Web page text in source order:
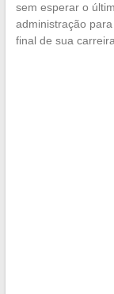
sem esperar o
administração
final de sua